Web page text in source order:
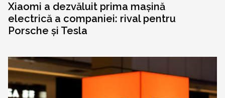
Xiaomi a dezvăluit prima mașină
electrică a companiei: rival pentru
Porsche și Tesla